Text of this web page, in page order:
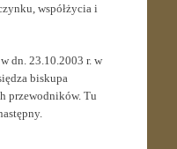
współżycia i
dn. 23.10.2003 r. w
biskupa
przewodników. Tu